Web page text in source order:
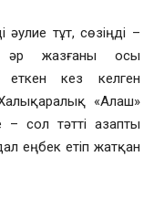
әулие тұт, сөзіңді –
әр жазғаны осы
кез келген
«Алаш»
– сол тәтті азапты
еңбек етіп жатқан